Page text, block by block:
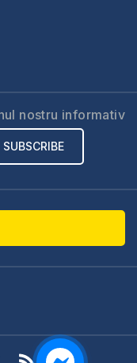
nostru informativ